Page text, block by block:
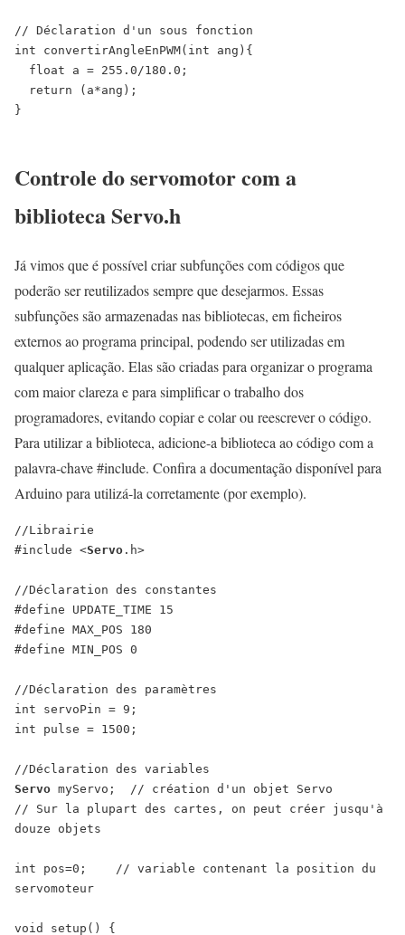
// Déclaration d'un sous fonction
int
convertirAngleEnPWM( int ang ) {
float
a = 255.0/180.0 ;
return
( a*ang ) ;
}
Controle do servomotor com a
biblioteca Servo.h
Já vimos que é possível criar subfunções com códigos que
poderão ser reutilizados sempre que desejarmos. Essas
subfunções são armazenadas nas bibliotecas, em ficheiros
externos ao programa principal, podendo ser utilizadas em
qualquer aplicação. Elas são criadas para organizar o programa
com maior clareza e para simplificar o trabalho dos
programadores, evitando copiar e colar ou reescrever o código.
Para utilizar a biblioteca, adicione-a biblioteca ao código com a
palavra-chave #include. Confira a documentação disponível para
Arduino para utilizá-la corretamente (por exemplo).
//Librairie
#include <Servo . h>
//Déclaration des constantes
#define
UPDATE_TIME
15
#define MAX_POS
180
#define MIN_POS 0
//Déclaration des paramètres
int
servoPin = 9;
int
pulse = 1500;
//Déclaration des variables
Servo myServo;
// création d'un objet Servo
// Sur la plupart des cartes, on peut créer jusqu'à
douze objets
int pos=0;
// variable contenant la position du
servomoteur
void setup ()
{